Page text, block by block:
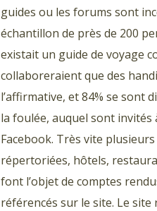
guides ou les forums sont
échantillon de près de 200
existait un guide de voyage
collaboreraient que des
l’affirmative, et 84% se sont
la foulée, auquel sont
Facebook. Très vite
répertoriées, hôtels,
font l’objet de comptes
référencés sur le site. Le